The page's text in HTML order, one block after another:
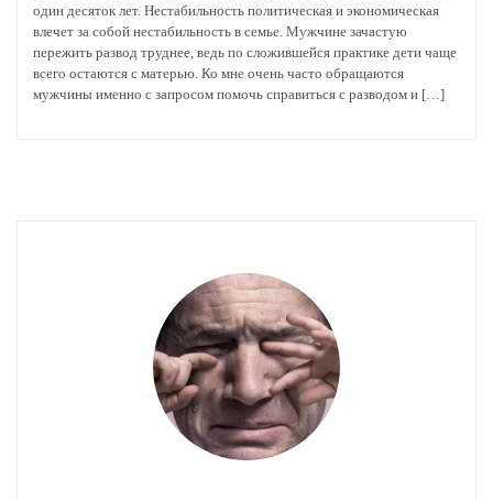
один десяток лет. Нестабильность политическая и экономическая
влечет за собой нестабильность в семье. Мужчине зачастую
пережить развод труднее, ведь по сложившейся практике дети чаще
всего остаются с матерью. Ко мне очень часто обращаются
мужчины именно с запросом помочь справиться с разводом и […]